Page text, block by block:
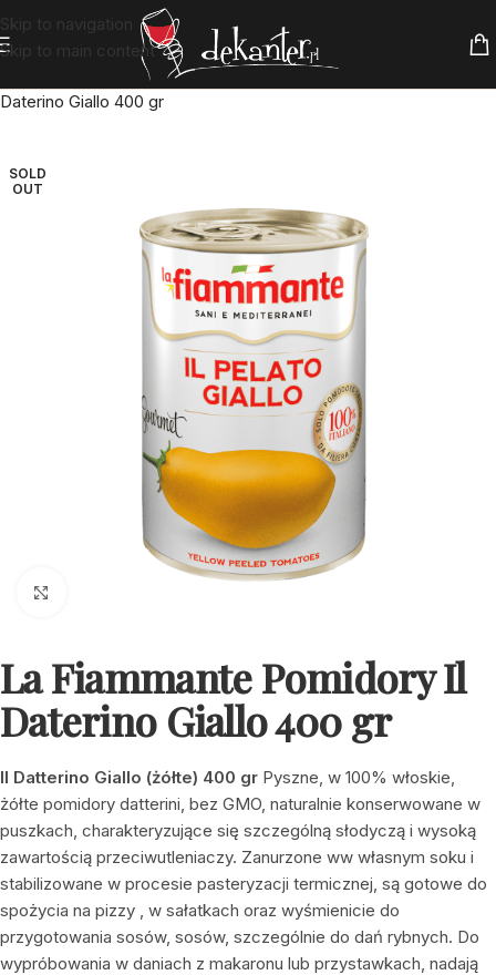
Skip to navigation
Skip to main content
Bez kategorii
La Fiammante Pomidory Il
Daterino Giallo 400 gr
SOLD
OUT
La Fiammante Pomidory Il
Daterino Giallo 400 gr
Il Datterino Giallo (żółte) 400 gr Pyszne, w 100% włoskie,
żółte pomidory datterini, bez GMO, naturalnie konserwowane w
puszkach, charakteryzujące się szczególną słodyczą i wysoką
zawartością przeciwutleniaczy. Zanurzone ww własnym soku i
stabilizowane w procesie pasteryzacji termicznej, są gotowe do
spożycia na pizzy , w sałatkach oraz wyśmienicie do
przygotowania sosów, sosów, szczególnie do dań rybnych. Do
wypróbowania w daniach z makaronu lub przystawkach, nadają